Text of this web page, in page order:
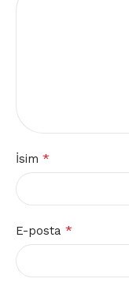
İsim *
E-posta *